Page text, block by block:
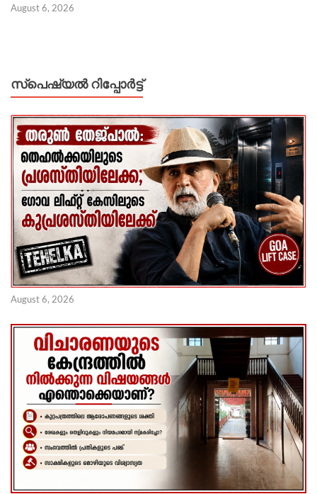
August 6, 2026
സ്പെഷ്യൽ റിപ്പോര്‍ട്ട്
August 6, 2026